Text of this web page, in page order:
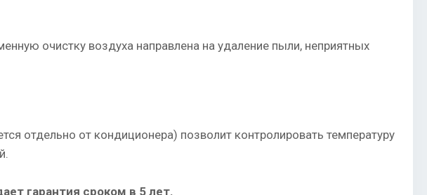
очистку воздуха направлена на удаление пыли, неприятных
отдельно от кондиционера) позволит контролировать температуру
гарантия сроком в 5 лет.